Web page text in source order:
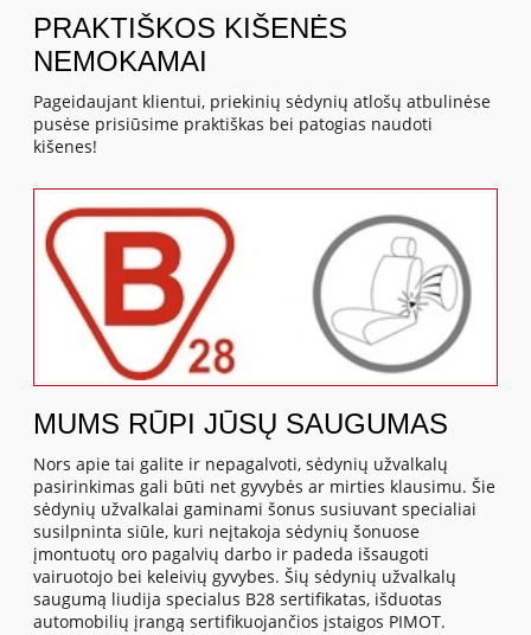
PRAKTIŠKOS KIŠENĖS
NEMOKAMAI
Pageidaujant klientui, priekinių sėdynių atlošų atbulinėse
pusėse prisiūsime praktiškas bei patogias naudoti
kišenes!
MUMS RŪPI JŪSŲ SAUGUMAS
Nors apie tai galite ir nepagalvoti, sėdynių užvalkalų
pasirinkimas gali būti net gyvybės ar mirties klausimu. Šie
sėdynių užvalkalai gaminami šonus susiuvant specialiai
susilpninta siūle, kuri neįtakoja sėdynių šonuose
įmontuotų oro pagalvių darbo ir padeda išsaugoti
vairuotojo bei keleivių gyvybes. Šių sėdynių užvalkalų
saugumą liudija specialus B28 sertifikatas, išduotas
automobilių įrangą sertifikuojančios įstaigos PIMOT.